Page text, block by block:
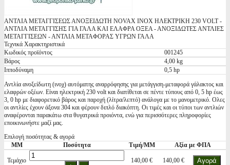
ΑΝΤΛΙΑ ΜΕΤΑΓΓΙΣΕΩΣ ΑΝΟΞΕΙΔΩΤΗ NOVAX INOX ΗΛΕΚΤΡΙΚΗ 230 VOLT -
ΑΝΤΛΙΑ ΜΕΤΑΓΓΙΣΗΣ ΓΙΑ ΓΑΛΑ ΚΑΙ ΕΛΑΦΡΑ ΟΞΕΑ - ΑΝΟΞΙΔΩΤΕΣ ΑΝΤΛΙΕΣ
ΜΕΤΑΓΓΙΣΕΩΝ - ΑΝΤΛΙΑ ΜΕΤΑΦΟΡΑΣ ΥΓΡΩΝ ΓΑΛΑ
Τεχνικά Χαρακτηριστικά
Κωδικός προϊόντος
001245
Βάρος
4,00 kg
Ιπποδύναμη
0,5 hp
Αντλία ανοξείδωτη (ινοχ) αυτόματης αναρρόφησης για μετάγγιση-μεταφορά γάλακτος και
ελαφρών οξέων. Είναι ηλεκτρική 230 volt και διατίθεται σε πέντε τύπους από 0, 5 hp έως
3, 0 hp με διαφορετικό βάρος και παροχή (λίτρα/λεπτό) ανάλογα με το μανομετρικό. Oλες
οι αντλίες έχουν άξονα 304 και φέρουν διπλό διακόπτη. Οι τιμές και οι τύποι των αντλιών
αναφέρονται παρακάτω στα θυγατρικά προιόντα, ενώ για περισσότερες πληροφορίες
εποικινωνήστε μαζί μας.
Επιλογή ποσότητας & αγορά
ΜΜ
Ποσότητα Τιμή/ΜΜ Αξία με ΦΠΑ
Τεμάχιο 140,00 € 140,00 €